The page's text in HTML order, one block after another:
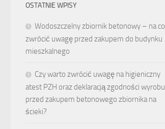
OSTATNIE WPISY
Wodoszczelny zbiornik betonowy – na co
zwrócić uwagę przed zakupem do budynku
mieszkalnego
Czy warto zwrócić uwagę na higieniczny
atest PZH oraz deklaracją zgodności wyrobu
przed zakupem betonowego zbiornika na
ścieki?